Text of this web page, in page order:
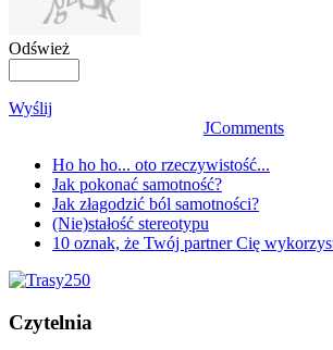
Odśwież
Wyślij
JComments
Ho ho ho... oto rzeczywistość...
Jak pokonać samotność?
Jak złagodzić ból samotności?
(Nie)stałość stereotypu
10 oznak, że Twój partner Cię
Czytelnia